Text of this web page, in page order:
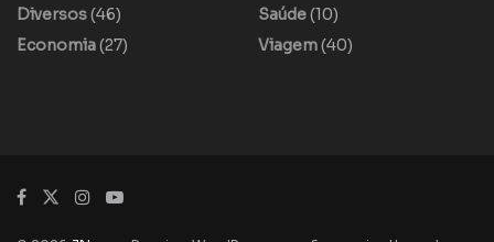
Diversos(46)
Economia(27)
Saúde(10)
Viagem(40)